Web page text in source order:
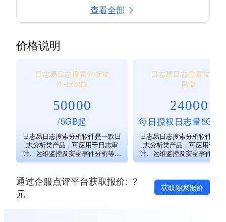
查看全部
价格说明
日志易日志搜索分析软
件-按次版
50000
/5GB起
日志易日志搜索分析软件是一款日
志分析类产品，可应用于日志审
计、运维监控及安全事件分析等应
用场景。
日志易日志搜索软件-
阅版
24000
每日授权日志量5GB
日志易日志搜索分析软件是
志分析类产品，可应用于日
计、运维监控及安全事件分
用场景。
通过企服点评平台获取报价: ？
元
获取独家报价